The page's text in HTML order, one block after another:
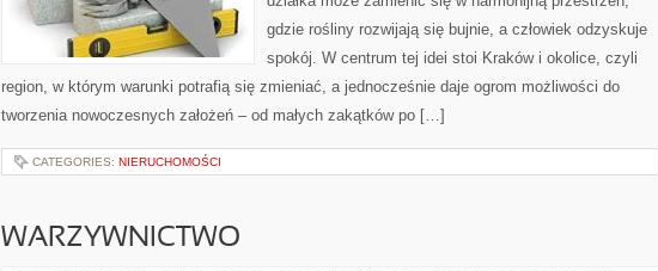
gdzie rośliny rozwijają się bujnie, a człowiek odzyskuje
spokój. W centrum tej idei stoi Kraków i okolice, czyli
region, w którym warunki potrafią się zmieniać, a jednocześnie daje ogrom możliwości do
tworzenia nowoczesnych założeń – od małych zakątków po […]
CATEGORIES: NIERUCHOMOŚCI
WARZYWNICTWO